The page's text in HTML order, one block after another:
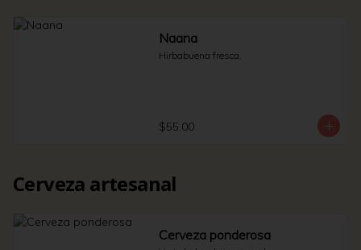
Naana
Hirbabuena fresca.
$55.00
Cerveza artesanal
Cerveza ponderosa